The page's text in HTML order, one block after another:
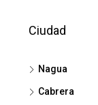
Ciudad
Nagua
Cabrera